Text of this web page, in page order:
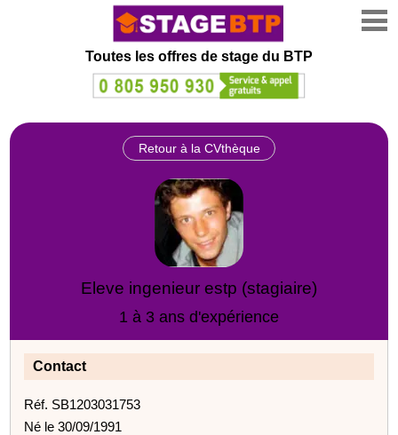
Toutes les offres de stage du BTP
Retour à la CVthèque
Eleve ingenieur estp (stagiaire)
1 à 3 ans d'expérience
Contact
Réf. SB1203031753
Né le 30/09/1991